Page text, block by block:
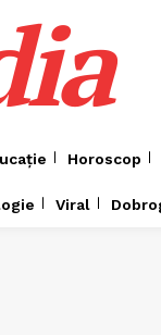
Horoscop
Viral